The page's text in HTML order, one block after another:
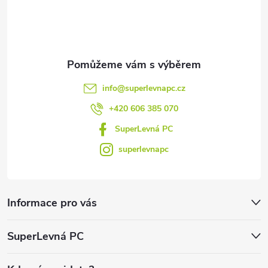
info@superlevnapc.cz
+420 606 385 070
SuperLevná PC
superlevnapc
Informace pro vás
SuperLevná PC